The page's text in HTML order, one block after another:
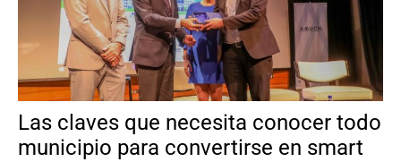
Las claves que necesita conocer todo
municipio para convertirse en smart